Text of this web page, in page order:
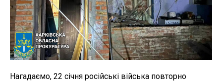
Нагадаємо, 22 січня російські війська повторно